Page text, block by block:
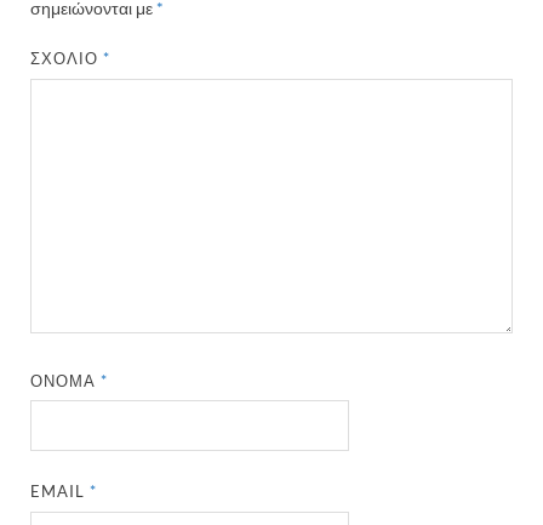
σημειώνονται με *
ΣΧΌΛΙΟ*
ΌΝΟΜΑ*
EMAIL*